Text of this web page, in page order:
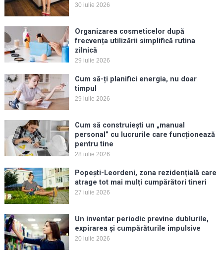
30 iulie 2026
Organizarea cosmeticelor după
frecvența utilizării simplifică rutina
zilnică
29 iulie 2026
Cum să-ți planifici energia, nu doar
timpul
29 iulie 2026
Cum să construiești un „manual
personal” cu lucrurile care funcționează
pentru tine
28 iulie 2026
Popești-Leordeni, zona rezidențială care
atrage tot mai mulți cumpărători tineri
27 iulie 2026
Un inventar periodic previne dublurile,
expirarea și cumpărăturile impulsive
20 iulie 2026